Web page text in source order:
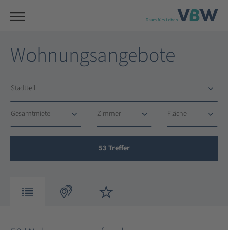
Wohnungsangebote
Stadtteil
Gesamtmiete Zimmer Fläche
53Treffer